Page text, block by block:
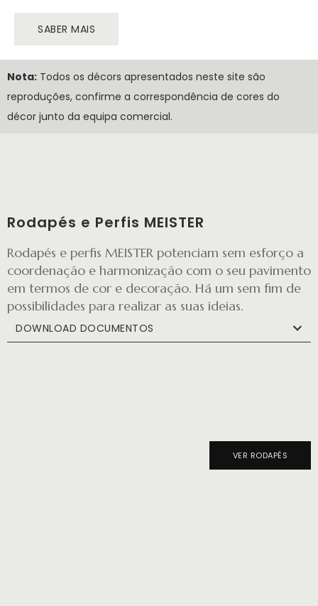
SABER MAIS
Nota: Todos os décors apresentados neste site são
reproduções, confirme a correspondência de cores do
décor junto da equipa comercial.
Rodapés e Perfis MEISTER
Rodapés e perfis MEISTER potenciam sem esforço a
coordenação e harmonização com o seu pavimento
em termos de cor e decoração. Há um sem fim de
possibilidades para realizar as suas ideias.
DOWNLOAD DOCUMENTOS
VER RODAPÉS